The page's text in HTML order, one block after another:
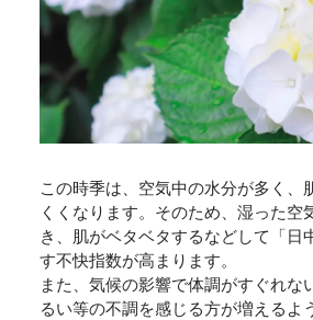
この時季は、空気中の水分が多く、
くくなります。そのため、湿った空
き、肌がベタベタするなどして
「
す不快指数が高まります。
また、気候の影響で体調がすぐれな
るい等の不調を感じる方が増えるよ